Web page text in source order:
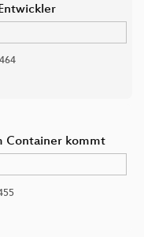
464
Container kommt